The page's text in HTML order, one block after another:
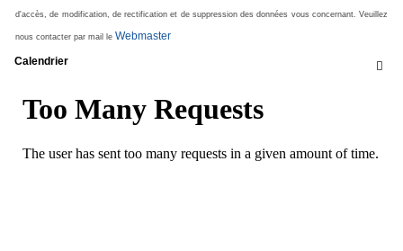
d'accès, de modification, de rectification et de suppression des données vous concernant. Veuillez
nous contacter par mail le Webmaster

Calendrier